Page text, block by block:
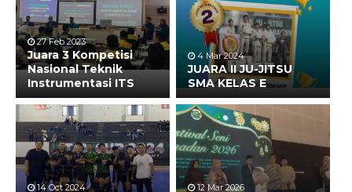
27 Feb 2023
Juara 3 Kompetisi
Nasional Teknik
Instrumentasi ITS
4 Mar 2024
JUARA II JU-JITSU
SMA KELAS E
14 Oct 2024 12 Mar 2026